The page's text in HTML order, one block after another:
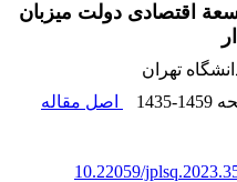
اقتصادی دولت میزبان
تهران
1435-1459
اصل مقاله
10.22059/